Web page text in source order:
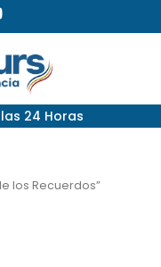
24 Horas
los Recuerdos”